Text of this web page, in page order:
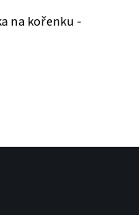
na kořenku -